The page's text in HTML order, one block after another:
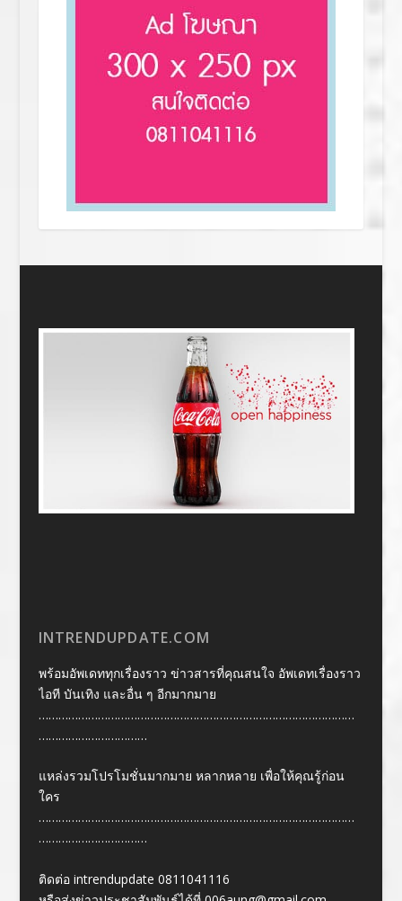
INTRENDUPDATE.COM
พร้อมอัพเดททุกเรื่องราว ข่าวสารที่คุณสนใจ อัพเดทเรื่องราว
ไอที บันเทิง และอื่น ๆ อีกมากมาย
……………………………………………………………………………………
……………………………
แหล่งรวมโปรโมชั่นมากมาย หลากหลาย เพื่อให้คุณรู้ก่อน
ใคร
……………………………………………………………………………………
……………………………
ติดต่อ intrendupdate 0811041116